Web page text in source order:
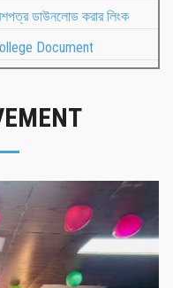
ডাউনলোড করার লিংক
Document